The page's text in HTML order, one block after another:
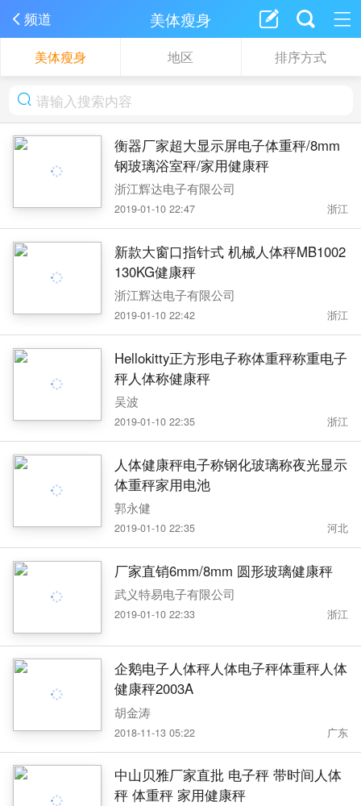
频道 美体瘦身
美体瘦身 地区 排序方式
衡器厂家超大显示屏电子体重秤/8mm
钢玻璃浴室秤/家用健康秤
浙江辉达电子有限公司
2019-01-10 22:47 浙江
新款大窗口指针式 机械人体秤MB1002
130KG健康秤
浙江辉达电子有限公司
2019-01-10 22:42 浙江
Hellokitty正方形电子称体重秤称重电子
秤人体称健康秤
吴波
2019-01-10 22:35 浙江
人体健康秤电子称钢化玻璃称夜光显示
体重秤家用电池
郭永健
2019-01-10 22:35 河北
厂家直销6mm/8mm 圆形玻璃健康秤
武义特易电子有限公司
2019-01-10 22:33 浙江
企鹅电子人体秤人体电子秤体重秤人体
健康秤2003A
胡金涛
2018-11-13 05:22 广东
中山贝雅厂家直批 电子秤 带时间人体
秤 体重秤 家用健康秤